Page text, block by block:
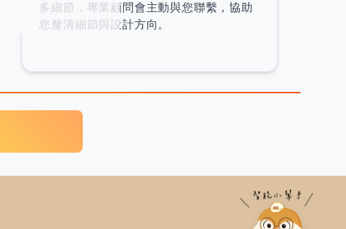
多細節，專業顧問會主動與您聯繫，協助
您釐清細節與設計方向。